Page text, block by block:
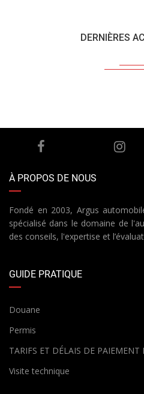
DERNIÈRES
À PROPOS DE NOUS
Fondé en 2003, Argus
spécialisé dans le domaine de
des conseils, l'expertise et
GUIDE PRATIQUE
Douane
Permis
TARIFS ET DÉLAIS DE
Visite technique